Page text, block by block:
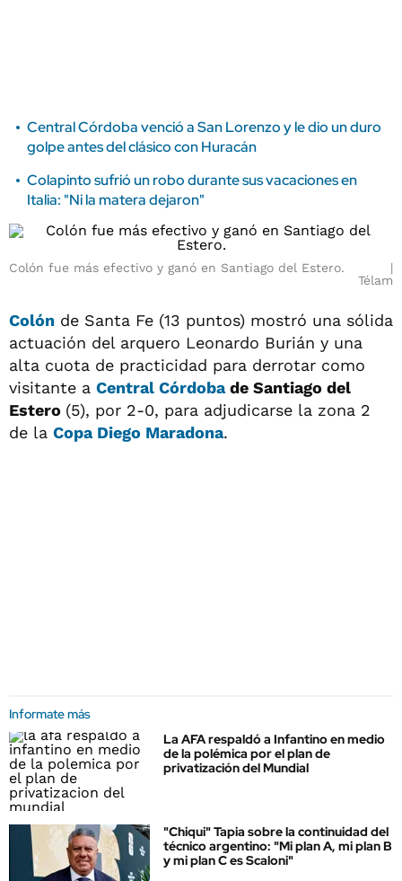
Central Córdoba venció a San Lorenzo y le dio un duro
golpe antes del clásico con Huracán
Colapinto sufrió un robo durante sus vacaciones en
Italia: "Ni la matera dejaron"
Colón fue más efectivo y ganó en Santiago del Estero.
Télam
Colón de Santa Fe (13 puntos) mostró una sólida
actuación del arquero Leonardo Burián y una
alta cuota de practicidad para derrotar como
visitante a Central Córdobade Santiago del
Estero (5), por 2-0, para adjudicarse la zona 2
de la Copa Diego Maradona.
Informate más
La AFA respaldó a Infantino en medio
de la polémica por el plan de
privatización del Mundial
"Chiqui" Tapia sobre la continuidad del
técnico argentino: "Mi plan A, mi plan B
y mi plan C es Scaloni"